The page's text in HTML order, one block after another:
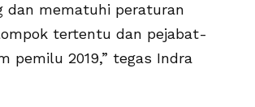
dan mematuhi peraturan
tertentu dan pejabat-
pemilu 2019,” tegas Indra